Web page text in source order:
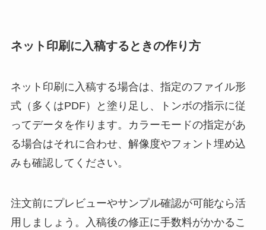
ネット印刷に入稿するときの作り方
ネット印刷に入稿する場合は、指定のファイル形
式（多くはPDF）と塗り足し、トンボの指示に従
ってデータを作ります。カラーモードの指定があ
る場合はそれに合わせ、解像度やフォント埋め込
みも確認してください。
注文前にプレビューやサンプル確認が可能なら活
用しましょう。入稿後の修正に手数料がかかるこ